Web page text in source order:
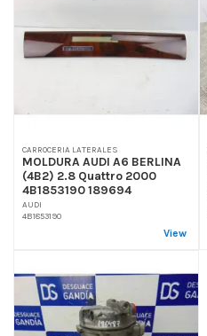
CARROCERIA LATERALES
MOLDURA AUDI A6 BERLINA
(4B2) 2.8 Quattro 2000
4B1853190 189694
AUDI
4B1853190
View